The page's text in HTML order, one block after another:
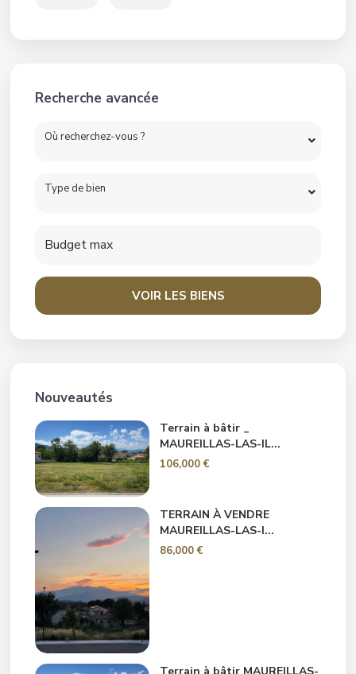
Recherche avancée
Où recherchez-vous ?
Type de bien
VOIR LES BIENS
Nouveautés
Terrain à bâtir _
MAUREILLAS-LAS-IL...
106,000 €
TERRAIN À VENDRE
MAUREILLAS-LAS-I...
86,000 €